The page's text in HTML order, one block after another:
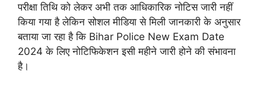
परीक्षा तिथि को लेकर अभी तक आधिकारिक नोटिस जारी नहीं
किया गया है लेकिन सोशल मीडिया से मिली जानकारी के अनुसार
बताया जा रहा है कि Bihar Police New Exam Date
2024 के लिए नोटिफिकेशन इसी महीने जारी होने की संभावना
है।